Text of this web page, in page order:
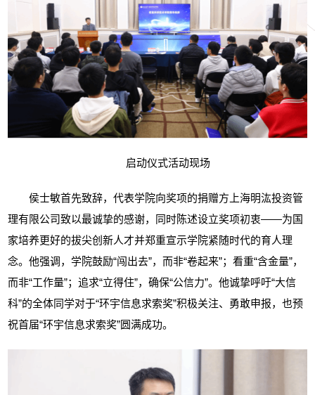
启动仪式活动现场
侯士敏首先致辞，代表学院向奖项的捐赠方上海明汯投资管
理有限公司致以最诚挚的感谢，同时陈述设立奖项初衷——为国
家培养更好的拔尖创新人才并郑重宣示学院紧随时代的育人理
念。他强调，学院鼓励“闯出去”，而非“卷起来”；看重“含金量”，
而非“工作量”；追求“立得住”，确保“公信力”。他诚挚呼吁“大信
科”的全体同学对于“环宇信息求索奖”积极关注、勇敢申报，也预
祝首届“环宇信息求索奖”圆满成功。